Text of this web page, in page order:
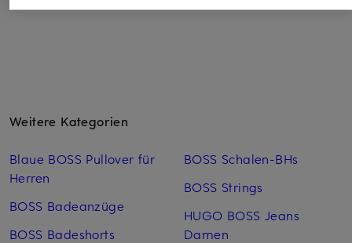
Weitere Kategorien
Blaue BOSS Pullover für
Herren
BOSS Badeanzüge
BOSS Badeshorts
BOSS Schalen-BHs
BOSS Strings
HUGO BOSS Jeans
Damen